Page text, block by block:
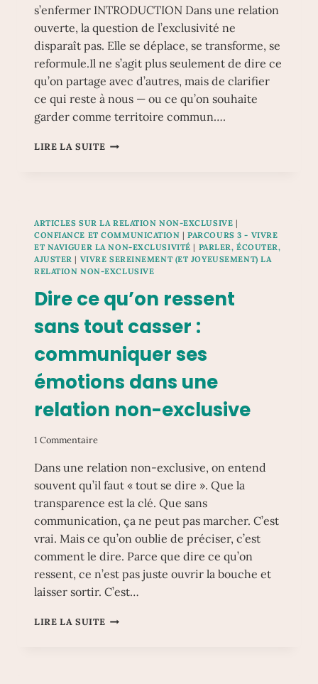
s’enfermer INTRODUCTION Dans une relation
ouverte, la question de l’exclusivité ne
disparaît pas. Elle se déplace, se transforme, se
reformule.Il ne s’agit plus seulement de dire ce
qu’on partage avec d’autres, mais de clarifier
ce qui reste à nous — ou ce qu’on souhaite
garder comme territoire commun….
LIRE LA SUITE TERRITOIRES
REPÈRES
SANS
S’ENFERMER
ARTICLES SUR LA RELATION NON-EXCLUSIVE |
CONFIANCE ET COMMUNICATION |PARCOURS 3 - VIVRE
ET NAVIGUER LA NON-EXCLUSIVITÉ | PARLER, ÉCOUTER,
AJUSTER | VIVRE SEREINEMENT (ET JOYEUSEMENT) LA
RELATION NON-EXCLUSIVE
Dire ce qu’on ressent
sans tout casser :
communiquer ses
émotions dans une
relation non-exclusive
1 Commentaire
Dans une relation non-exclusive, on entend
souvent qu’il faut « tout se dire ». Que la
transparence est la clé. Que sans
communication, ça ne peut pas marcher. C’est
vrai. Mais ce qu’on oublie de préciser, c’est
comment le dire. Parce que dire ce qu’on
ressent, ce n’est pas juste ouvrir la bouche et
laisser sortir. C’est…
LIRE LA SUITE DIRE